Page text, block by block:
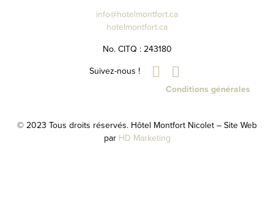
info@hotelmontfort.ca
hotelmontfort.ca
No. CITQ : 243180
Suivez-nous !
Conditions générales
© 2023 Tous droits réservés. Hôtel Montfort Nicolet – Site Web
par HD Marketing